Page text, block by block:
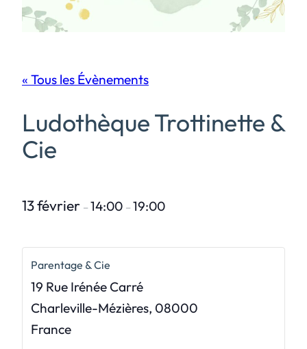
« Tous les Évènements
Ludothèque Trottinette &
Cie
13 février – 14:00 – 19:00
Parentage & Cie
19 Rue Irénée Carré
Charleville-Mézières, 08000
France